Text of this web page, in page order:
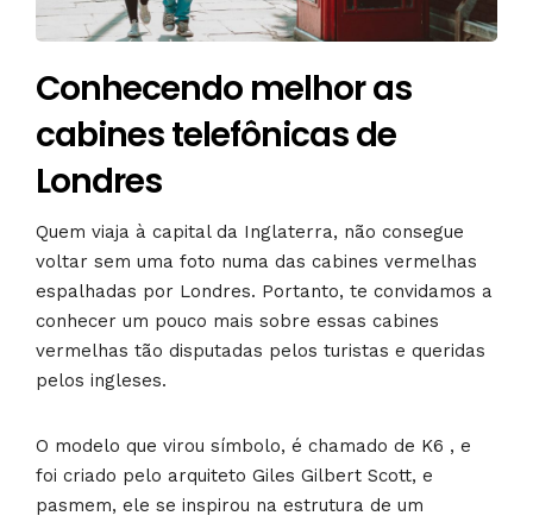
Conhecendo melhor as
cabines telefônicas de
Londres
Quem viaja à capital da Inglaterra, não consegue
voltar sem uma foto numa das cabines vermelhas
espalhadas por Londres. Portanto, te convidamos a
conhecer um pouco mais sobre essas cabines
vermelhas tão disputadas pelos turistas e queridas
pelos ingleses.
O modelo que virou símbolo, é chamado de K6 , e
foi criado pelo arquiteto Giles Gilbert Scott, e
pasmem, ele se inspirou na estrutura de um